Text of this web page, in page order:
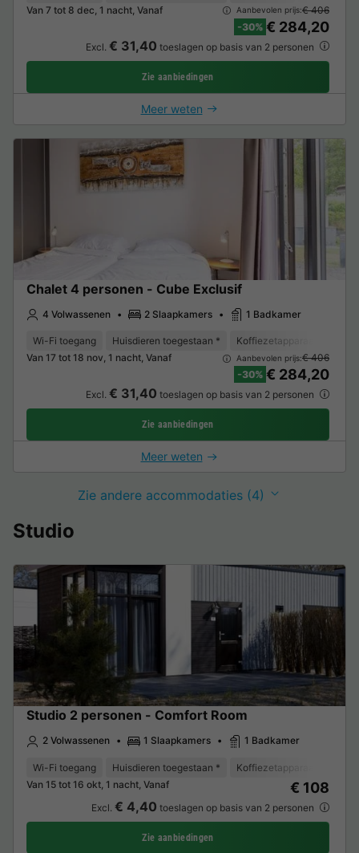
Van 7 tot 8 dec, 1 nacht, Vanaf
Aanbevolen prijs:€ 406
-30% € 284,20
Excl. € 31,40 toeslagen op basis van 2 personen
Zie aanbiedingen
Meer weten
Chalet 4 personen - Cube Exclusif
4 Volwassenen 2 Slaapkamers 1 Badkamer
Wi-Fi toegang Huisdieren toegestaan * Koffiezetapparaat
Van 17 tot 18 nov, 1 nacht, Vanaf
Aanbevolen prijs:€ 406
-30% € 284,20
Excl. € 31,40 toeslagen op basis van 2 personen
Zie aanbiedingen
Meer weten
Zie andere accommodaties (4)
Studio
Studio 2 personen - Comfort Room
2 Volwassenen 1 Slaapkamers 1 Badkamer
Wi-Fi toegang Huisdieren toegestaan * Koffiezetapparaat
Van 15 tot 16 okt, 1 nacht, Vanaf
€ 108
Excl. € 4,40 toeslagen op basis van 2 personen
Zie aanbiedingen